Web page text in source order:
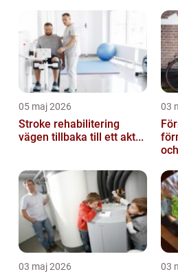
05 maj 2026
Stroke rehabilitering
vägen tillbaka till ett akt...
03
03 maj 2026 03